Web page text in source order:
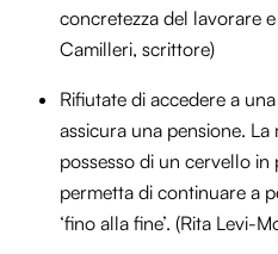
concretezza del lavorare
Camilleri, scrittore)
Rifiutate di accedere a
assicura una pensione.
possesso di un cervello in
permetta di continuare a
‘fino alla fine’. (Rita Levi-